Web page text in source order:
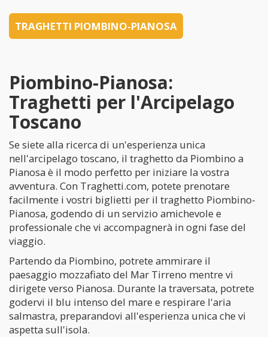
TRAGHETTI PIOMBINO-PIANOSA
Piombino-Pianosa:
Traghetti per l'Arcipelago
Toscano
Se siete alla ricerca di un'esperienza unica
nell'arcipelago toscano, il traghetto da Piombino a
Pianosa è il modo perfetto per iniziare la vostra
avventura. Con Traghetti.com, potete prenotare
facilmente i vostri biglietti per il traghetto Piombino-
Pianosa, godendo di un servizio amichevole e
professionale che vi accompagnerà in ogni fase del
viaggio.
Partendo da Piombino, potrete ammirare il
paesaggio mozzafiato del Mar Tirreno mentre vi
dirigete verso Pianosa. Durante la traversata, potrete
godervi il blu intenso del mare e respirare l'aria
salmastra, preparandovi all'esperienza unica che vi
aspetta sull'isola.